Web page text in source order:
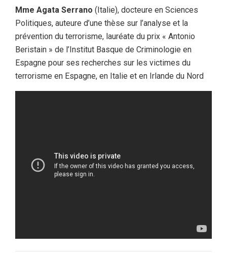
Mme Agata Serrano (Italie), docteure en Sciences
Politiques, auteure d’une thèse sur l’analyse et la
prévention du terrorisme, lauréate du prix « Antonio
Beristain » de l’Institut Basque de Criminologie en
Espagne pour ses recherches sur les victimes du
terrorisme en Espagne, en Italie et en Irlande du Nord